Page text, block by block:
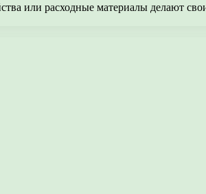
или расходные материалы делают